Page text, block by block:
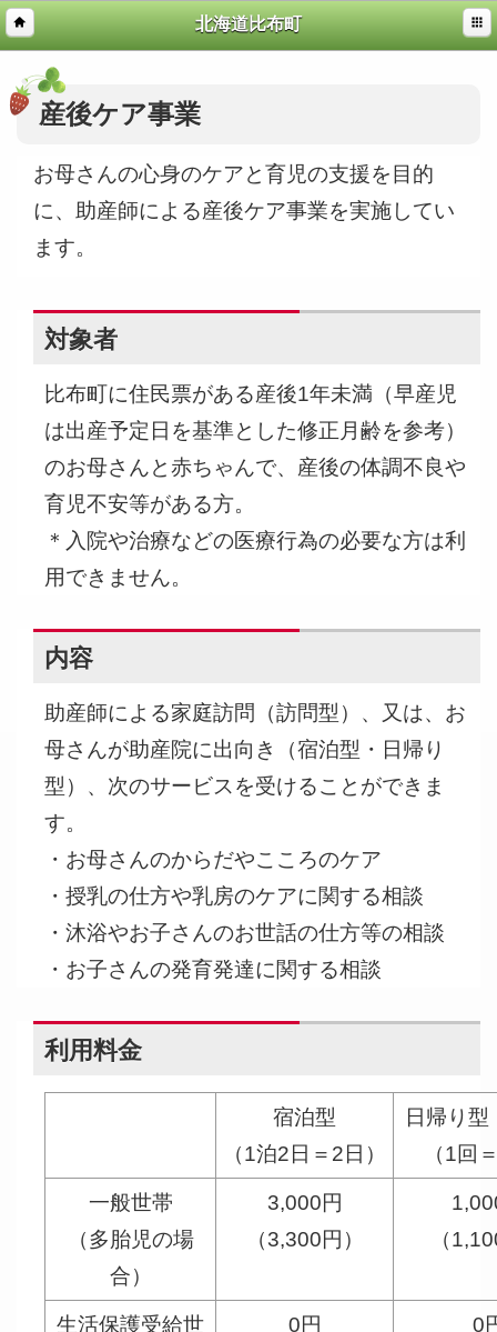
北海道比布町
産後ケア事業
お母さんの心身のケアと育児の支援を目的
に、助産師による産後ケア事業を実施してい
ます。
対象者
比布町に住民票がある産後1年未満（早産児
は出産予定日を基準とした修正月齢を参考）
のお母さんと赤ちゃんで、産後の体調不良や
育児不安等がある方。
＊入院や治療などの医療行為の必要な方は利
用できません。
内容
助産師による家庭訪問（訪問型）、又は、お
母さんが助産院に出向き（宿泊型・日帰り
型）、次のサービスを受けることができま
す。
・お母さんのからだやこころのケア
・授乳の仕方や乳房のケアに関する相談
・沐浴やお子さんのお世話の仕方等の相談
・お子さんの発育発達に関する相談
利用料金
宿泊型
（1泊2日＝2日）
日帰り型
（1回
一般世帯
（多胎児の場
合）
3,000円
（3,300円）
（
生活保護受給世
0円
0